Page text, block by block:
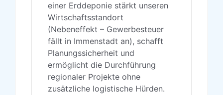
einer Erddeponie stärkt unseren
Wirtschaftsstandort
(Nebeneffekt – Gewerbesteuer
fällt in Immenstadt an), schafft
Planungssicherheit und
ermöglicht die Durchführung
regionaler Projekte ohne
zusätzliche logistische Hürden.